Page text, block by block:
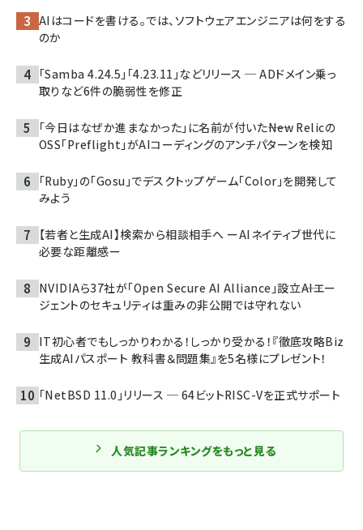
AIはコードを書ける。では、ソフトウェアエンジニアは何をする
のか
「Samba 4.24.5」「4.23.11」などリリース ─ ADドメイン乗っ
取りなど6件の脆弱性を修正
「今日はなぜか進まなかった」に名前が付いた――New Relicの
OSS「Preflight」がAIコーディングのアンチパターンを検知
「Ruby」の「Gosu」でデスクトップゲーム「Color」を開発して
みよう
【若者と生成AI】検索から相談相手へ ーAIネイティブ世代に
必要な距離感ー
NVIDIAら37社が「Open Secure AI Alliance」設立――AIエー
ジェントのセキュリティは重みの非公開では守れない
IT初心者でもしっかりわかる！しっかり受かる！『徹底攻略Biz
生成AIパスポート 教科書＆問題集』を5名様にプレゼント！
「NetBSD 11.0」リリース ─ 64ビットRISC-Vを正式サポート
人気記事ランキングをもっと見る